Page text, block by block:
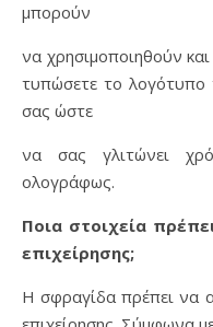
μπορούν
να χρησιμοποιηθούν
τυπώσετε το λογότυπο
σας ώστε
να σας γλιτώνει
ολογράφως.
Ποια στοιχεία
επιχείρησης;
Η σφραγίδα πρέπει να